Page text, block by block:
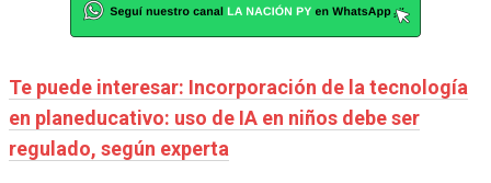
Te puede interesar: Incorporación de la tecnología
en planeducativo: uso de IA en niños debe ser
regulado, según experta